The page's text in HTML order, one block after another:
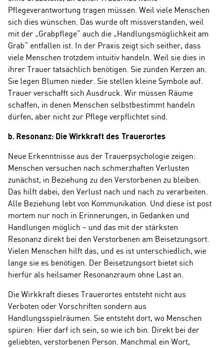
Pflegeverantwortung tragen müssen. Weil viele Menschen
sich dies wünschen. Das wurde oft missverstanden, weil
mit der „Grabpflege“ auch die „Handlungsmöglichkeit am
Grab“ entfallen ist. In der Praxis zeigt sich seither, dass
viele Menschen trotzdem intuitiv handeln. Weil sie dies in
ihrer Trauer tatsächlich benötigen. Sie zünden Kerzen an.
Sie legen Blumen nieder. Sie stellen kleine Symbole auf.
Trauer verschafft sich Ausdruck. Wir müssen Räume
schaffen, in denen Menschen selbstbestimmt handeln
dürfen, aber nicht zur Pflege verpflichtet sind.
b. Resonanz: Die Wirkkraft des Trauerortes
Neue Erkenntnisse aus der Trauerpsychologie zeigen:
Menschen versuchen nach schmerzhaften Verlusten
zunächst, in Beziehung zu den Verstorbenen zu bleiben.
Das hilft dabei, den Verlust nach und nach zu verarbeiten.
Alle Beziehung lebt von Kommunikation. Und diese ist post
mortem nur noch in Erinnerungen, in Gedanken und
Handlungen möglich – und das mit der stärksten
Resonanz direkt bei den Verstorbenen am Beisetzungsort.
Vielen Menschen hilft das, und es ist unterschiedlich, wie
lange sie es benötigen. Der Beisetzungsort bietet sich
hierfür als heilsamer Resonanzraum ohne Last an.
Die Wirkkraft dieses Trauerortes entsteht nicht aus
Verboten oder Vorschriften sondern aus
Handlungsspielräumen. Sie entsteht dort, wo Menschen
spüren: Hier darf ich sein, so wie ich bin. Direkt bei der
geliebten, verstorbenen Person. Manchmal ein Wort,